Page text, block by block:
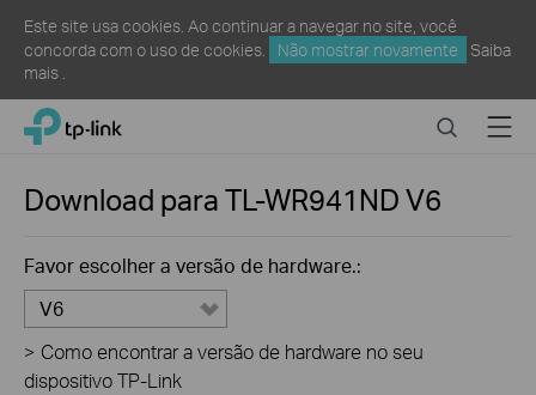
Este site usa cookies. Ao continuar a navegar no site, você
concorda com o uso de cookies.
Não mostrar novamente
Saiba
mais
Click
navigation
TP-Link, Reliably Smart SearchMenu
Download paraTL-WR941NDV6
Favor escolher a versão de hardware.:
V6
> Como encontrar a versão de hardware no seu
dispositivo TP-Link